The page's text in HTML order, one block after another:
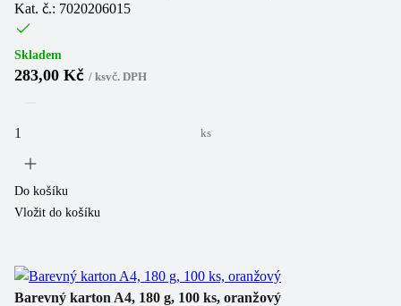
Kat. č.: 7020206015
Skladem
283,00 Kč / ksvč. DPH
ks
Do košíku
Vložit do košíku
Barevný karton A4, 180 g, 100 ks, oranžový